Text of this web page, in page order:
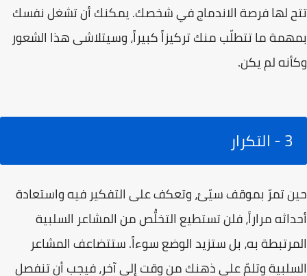
تتح لها فرصة الاندماج في شخصك. يمكنك أن تشغل نفسك
بمهمة ما تتطلّب منك تركيزاً كبيراً، وسيتلاشى هذا الشعور
وكأنه لم يكن.
3 - التكرار
حين تمرّ بموقف سيّئ، وتعكف على التفكير فيه واستعادة
أحداثه مراراً، فلن تستطيع التخلُّص من المشاعر السلبية
المرتبطة به، بل ستزيد الوضع سوءاً. ستتضاعف المشاعر
السلبية وتلمّ على ذهنك من وقت إلى آخر، فيجب أن تنفصل